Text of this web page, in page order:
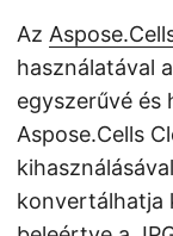
Az
használatával
egyszerűvé és
Aspose.Cells
konvertálhatja